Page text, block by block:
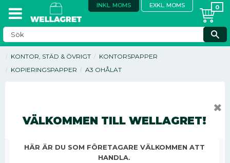
INKL. MOMS EXKL. MOMS
KONTOR, STÄD & ÖVRIGT
KONTORSPAPPER
KOPIERINGSPAPPER
A3 OHÅLAT
VÄLKOMMEN TILL WELLAGRET!
HÄR ÄR DU SOM FÖRETAGARE VÄLKOMMEN ATT
HANDLA.
✖